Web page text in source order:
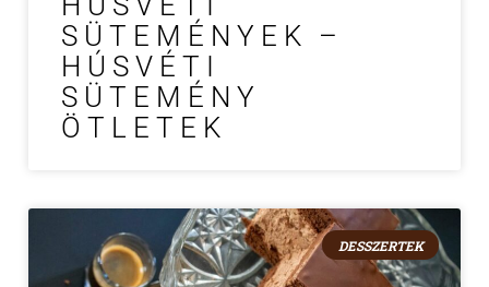
SÜTEMÉNYEK –
HÚSVÉTI
SÜTEMÉNY
ÖTLETEK
DESSZERTEK